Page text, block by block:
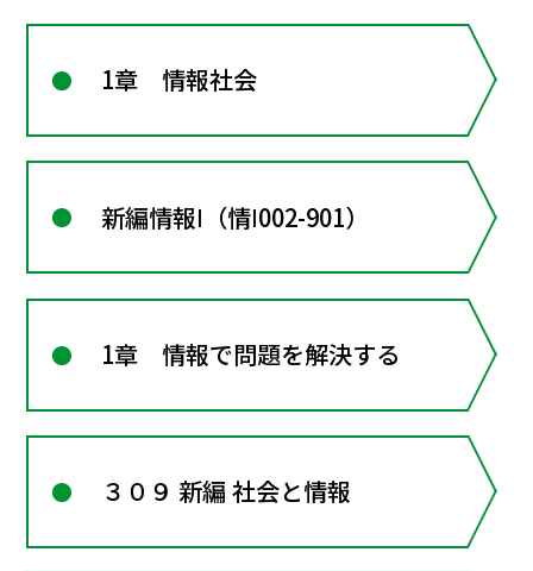
1章 情報社会
新編情報Ⅰ（情Ⅰ002-901）
1章 情報で問題を解決する
３０９ 新編 社会と情報